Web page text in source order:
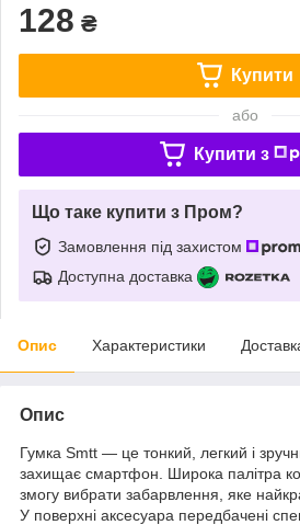
128 ₴
Купити
або
Купити з
Що таке купити з Пром?
Замовлення під захистом
Доступна доставка
Опис Характеристики
Опис
Гумка Smtt — це тонкий, легкий і
захищає смартфон. Широка палітра
змогу вибрати забарвлення, яке
У поверхні аксесуара передбачені